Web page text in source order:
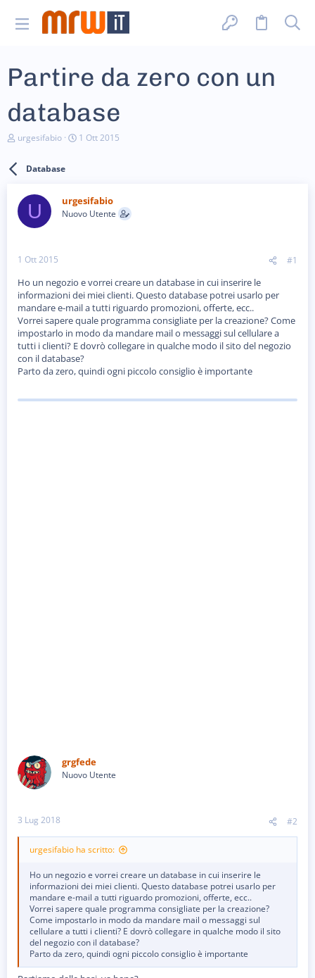
Partire da zero con un
database
C
r
e
D
c
s
s
i
o
n
e
urgesifabio
D
i
n
1 Ott 2015
Database
U urgesifabio
Nuovo Utente
1 Ott 2015 #1
Ho un negozio e vorrei creare un database in cui inserire le
informazioni dei miei clienti. Questo database potrei usarlo per
mandare e-mail a tutti riguardo promozioni, offerte, ecc..
Vorrei sapere quale programma consigliate per la creazione? Come
impostarlo in modo da mandare mail o messaggi sul cellulare a
tutti i clienti? E dovrò collegare in qualche modo il sito del negozio
con il database?
Parto da zero, quindi ogni piccolo consiglio è importante
grgfede
Nuovo Utente
3 Lug 2018 #2
urgesifabio ha scritto:
Ho un negozio e vorrei creare un database in cui inserire le
informazioni dei miei clienti. Questo database potrei usarlo per
mandare e-mail a tutti riguardo promozioni, offerte, ecc..
Vorrei sapere quale programma consigliate per la creazione?
Come impostarlo in modo da mandare mail o messaggi sul
cellulare a tutti i clienti? E dovrò collegare in qualche modo il sito
del negozio con il database?
Parto da zero, quindi ogni piccolo consiglio è importante